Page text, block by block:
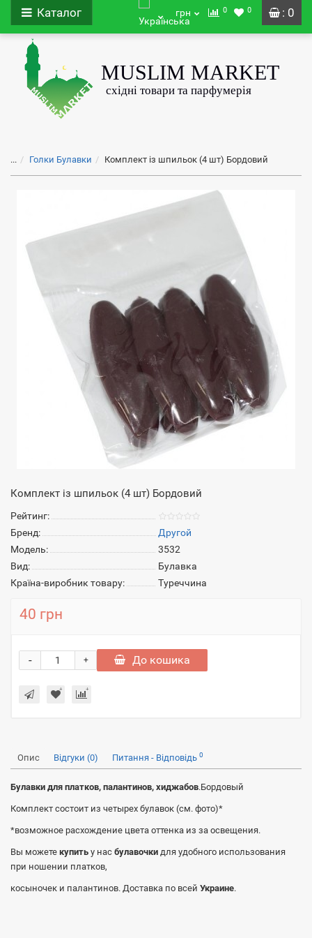
: 0
Каталог грн 0 0
... Голки Булавки Комплект із шпильок (4 шт) Бордовий
Комплект із шпильок (4 шт) Бордовий
Рейтинг:
Бренд:
Другой
Модель:
3532
Вид:
Булавка
Країна-виробник товару:
Туреччина
40 грн
+
- До кошика
Опис Відгуки (0) Питання - Відповідь 0
Булавки для платков, палантинов, хиджабов.Бордовый
Комплект состоит из четырех булавок (см. фото)*
*возможное расхождение цвета оттенка из за освещения.
Вы можете купить у нас булавочки для удобного использования
при ношении платков,
косыночек и палантинов. Доставка по всей Украине.